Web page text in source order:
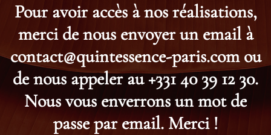
Pour avoir accès à nos réalisations,
merci de nous envoyer un email à
contact@quintessence-paris.com ou
de nous appeler au +331 40 39 12 30.
Nous vous enverrons un mot de
passe par email. Merci !